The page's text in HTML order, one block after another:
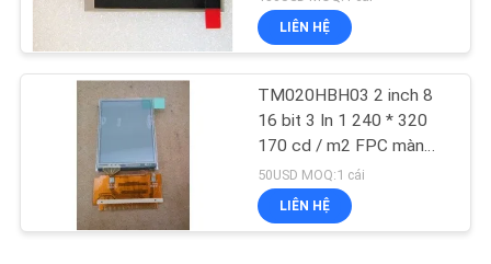
LIÊN HỆ
TM020HBH03 2 inch 8
16 bit 3 In 1 240 * 320
170 cd / m2 FPC màn
hình LCD
50USD MOQ:1 cái
LIÊN HỆ